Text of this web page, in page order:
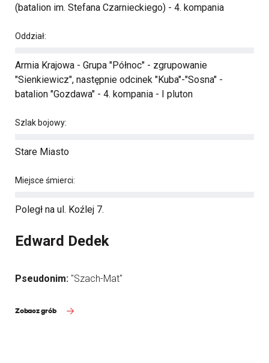
(batalion im. Stefana Czarnieckiego) - 4. kompania
Oddział:
Armia Krajowa - Grupa "Północ" - zgrupowanie
"Sienkiewicz", następnie odcinek "Kuba"-"Sosna" -
batalion "Gozdawa" - 4. kompania - I pluton
Szlak bojowy:
Stare Miasto
Miejsce śmierci:
Poległ na ul. Koźlej 7.
Edward Dedek
Pseudonim: "Szach-Mat"
Zobacz grób